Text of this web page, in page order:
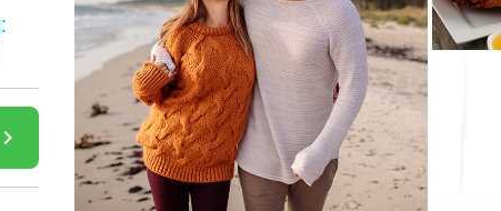
navigate_next